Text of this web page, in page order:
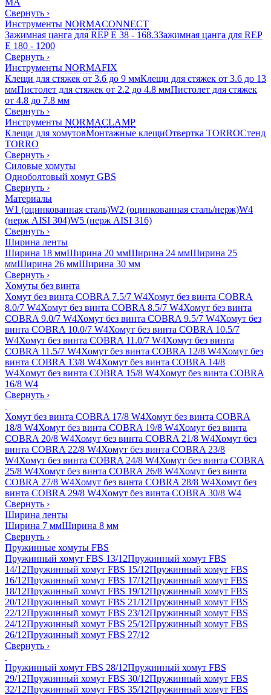
MA
Свернуть ›
Инструменты NORMACONNECT
Зажимная цанга для REP E 38 - 168.3Зажимная цанга для REP
E 180 - 1200
Свернуть ›
Инструменты NORMAFIX
Клещи для стяжек от 3.6 до 9 ммКлещи для стяжек от 3.6 до 13
ммПистолет для стяжек от 2.2 до 4.8 ммПистолет для стяжек
от 4.8 до 7.8 мм
Свернуть ›
Инструменты NORMACLAMP
Клещи для хомутовМонтажные клещиОтвертка TORROСтенд
TORRO
Свернуть ›
Силовые хомуты
Одноболтовый хомут GBS
Свернуть ›
Материалы
W1 (оцинкованная сталь)W2 (оцинкованная сталь/нерж)W4
(нерж AISI 304)W5 (нерж AISI 316)
Свернуть ›
Ширина ленты
Ширина 18 ммШирина 20 ммШирина 24 ммШирина 25
ммШирина 26 ммШирина 30 мм
Свернуть ›
Хомуты без винта
Хомут без винта COBRA 7.5/7 W4Хомут без винта COBRA
8.0/7 W4Хомут без винта COBRA 8.5/7 W4Хомут без винта
COBRA 9.0/7 W4Хомут без винта COBRA 9.5/7 W4Хомут без
винта COBRA 10.0/7 W4Хомут без винта COBRA 10.5/7
W4Хомут без винта COBRA 11.0/7 W4Хомут без винта
COBRA 11.5/7 W4Хомут без винта COBRA 12/8 W4Хомут без
винта COBRA 13/8 W4Хомут без винта COBRA 14/8
W4Хомут без винта COBRA 15/8 W4Хомут без винта COBRA
16/8 W4
Свернуть ›
Хомут без винта COBRA 17/8 W4Хомут без винта COBRA
18/8 W4Хомут без винта COBRA 19/8 W4Хомут без винта
COBRA 20/8 W4Хомут без винта COBRA 21/8 W4Хомут без
винта COBRA 22/8 W4Хомут без винта COBRA 23/8
W4Хомут без винта COBRA 24/8 W4Хомут без винта COBRA
25/8 W4Хомут без винта COBRA 26/8 W4Хомут без винта
COBRA 27/8 W4Хомут без винта COBRA 28/8 W4Хомут без
винта COBRA 29/8 W4Хомут без винта COBRA 30/8 W4
Свернуть ›
Ширина ленты
Ширина 7 ммШирина 8 мм
Свернуть ›
Пружинные хомуты FBS
Пружинный хомут FBS 13/12Пружинный хомут FBS
14/12Пружинный хомут FBS 15/12Пружинный хомут FBS
16/12Пружинный хомут FBS 17/12Пружинный хомут FBS
18/12Пружинный хомут FBS 19/12Пружинный хомут FBS
20/12Пружинный хомут FBS 21/12Пружинный хомут FBS
22/12Пружинный хомут FBS 23/12Пружинный хомут FBS
24/12Пружинный хомут FBS 25/12Пружинный хомут FBS
26/12Пружинный хомут FBS 27/12
Свернуть ›
Пружинный хомут FBS 28/12Пружинный хомут FBS
29/12Пружинный хомут FBS 30/12Пружинный хомут FBS
32/12Пружинный хомут FBS 35/12Пружинный хомут FBS